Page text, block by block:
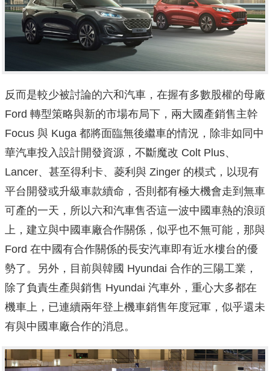
反而是較少被討論的六和汽車，在握有多數股權的母廠
Ford 轉型策略與新的市場布局下，兩大國產銷售主幹
Focus 與 Kuga 都將面臨無後繼車的情況，除非如同中
華汽車投入設計開發資源，不斷魔改 Colt Plus、
Lancer、甚至得利卡、菱利與 Zinger 的模式，以現有
平台開發或升級車款續命，否則都有極大機會走到無車
可產的一天，所以六和汽車售否這一波中國車熱的浪頭
上，建立與中國車廠合作關係，似乎也不無可能，那與
Ford 在中國有合作關係的長安汽車即有近水樓台的優
勢了。另外，目前與韓國 Hyundai 合作的三陽工業，
除了負責生產與銷售 Hyundai 汽車外，重心大多都在
機車上，已連續兩年登上機車銷售年度冠軍，似乎還未
有與中國車廠合作的消息。